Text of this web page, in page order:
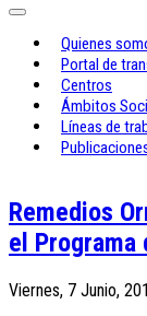
Pasar al contenido
Quienes
Portal de
Centros
Ámbitos
Líneas de
Remedios
el Programa
Viernes, 7 Junio,